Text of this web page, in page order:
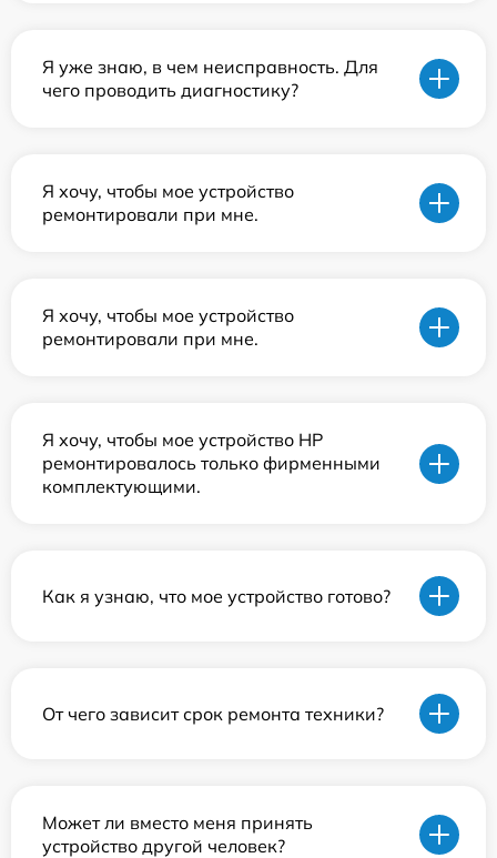
Я уже знаю, в чем неисправность. Для
чего проводить диагностику?
Я хочу, чтобы мое устройство
ремонтировали при мне.
Я хочу, чтобы мое устройство
ремонтировали при мне.
Я хочу, чтобы мое устройство HP
ремонтировалось только фирменными
комплектующими.
Как я узнаю, что мое устройство готово?
От чего зависит срок ремонта техники?
Может ли вместо меня принять
устройство другой человек?